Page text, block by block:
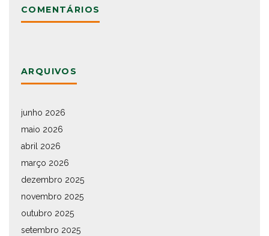
COMENTÁRIOS
ARQUIVOS
junho 2026
maio 2026
abril 2026
março 2026
dezembro 2025
novembro 2025
outubro 2025
setembro 2025